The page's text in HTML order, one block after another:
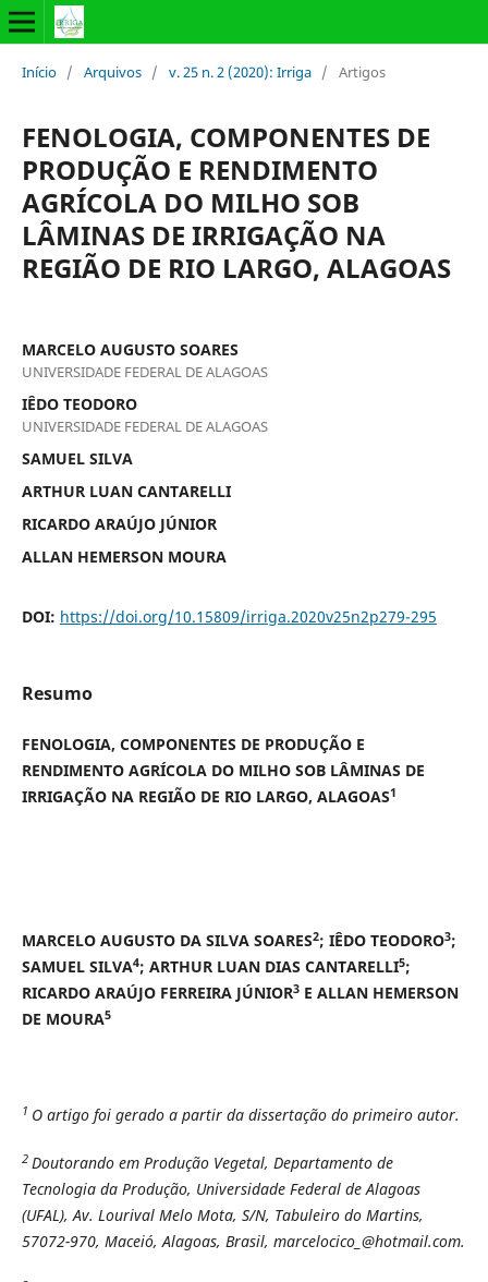
Início / Arquivos / v. 25 n. 2 (2020): Irriga / Artigos
FENOLOGIA, COMPONENTES DE
PRODUÇÃO E RENDIMENTO
AGRÍCOLA DO MILHO SOB
LÂMINAS DE IRRIGAÇÃO NA
REGIÃO DE RIO LARGO, ALAGOAS
MARCELO AUGUSTO SOARES
UNIVERSIDADE FEDERAL DE ALAGOAS
IÊDO TEODORO
UNIVERSIDADE FEDERAL DE ALAGOAS
SAMUEL SILVA
ARTHUR LUAN CANTARELLI
RICARDO ARAÚJO JÚNIOR
ALLAN HEMERSON MOURA
DOI: https://doi.org/10.15809/irriga.2020v25n2p279-295
Resumo
FENOLOGIA, COMPONENTES DE PRODUÇÃO E
RENDIMENTO AGRÍCOLA DO MILHO SOB LÂMINAS DE
IRRIGAÇÃO NA REGIÃO DE RIO LARGO, ALAGOAS1
MARCELO AUGUSTO DA SILVA SOARES2; IÊDO TEODORO3;
SAMUEL SILVA4; ARTHUR LUAN DIAS CANTARELLI5;
RICARDO ARAÚJO FERREIRA JÚNIOR3E ALLAN HEMERSON
DE MOURA5
1 O artigo foi gerado a partir da dissertação do primeiro autor.
2 Doutorando em Produção Vegetal, Departamento de
Tecnologia da Produção, Universidade Federal de Alagoas
(UFAL), Av. Lourival Melo Mota, S/N, Tabuleiro do Martins,
57072-970, Maceió, Alagoas, Brasil, marcelocico_@hotmail.com.